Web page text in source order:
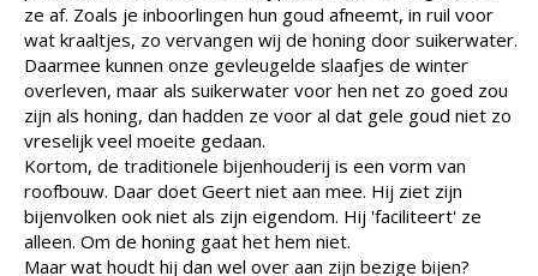
ze af. Zoals je inboorlingen hun goud afneemt, in ruil voor
wat kraaltjes, zo vervangen wij de honing door suikerwater.
Daarmee kunnen onze gevleugelde slaafjes de winter
overleven, maar als suikerwater voor hen net zo goed zou
zijn als honing, dan hadden ze voor al dat gele goud niet zo
vreselijk veel moeite gedaan.
Kortom, de traditionele bijenhouderij is een vorm van
roofbouw. Daar doet Geert niet aan mee. Hij ziet zijn
bijenvolken ook niet als zijn eigendom. Hij 'faciliteert' ze
alleen. Om de honing gaat het hem niet.
Maar wat houdt hij dan wel over aan zijn bezige bijen?